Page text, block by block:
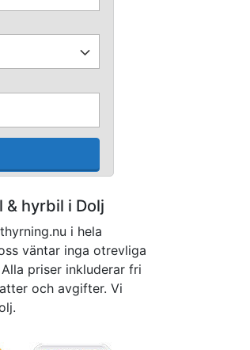
& hyrbil i Dolj
i hela
väntar inga otrevliga
priser inkluderar fri
och avgifter. Vi